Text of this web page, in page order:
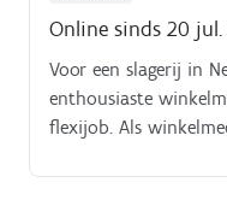
Online sinds 20 jul.
Voor een slagerij in
enthousiaste
flexijob. Als
klanten steeds een